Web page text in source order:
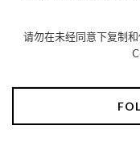
请勿在未经同意下复制